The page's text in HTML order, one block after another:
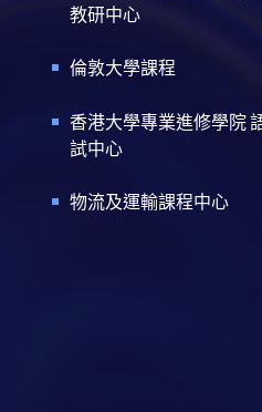
教研中心
倫敦大學課程
香港大學專業進修學院
試中心
物流及運輸課程中心